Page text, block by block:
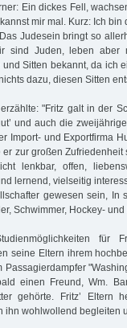
Ein dickes Fell,
mir mal. Kurz: Ich bin
Judesein bringt so
sind Juden, leben
und Sitten bekannt, da ich
dazu, diesen Sitten
"Fritz galt in der
und auch die
Import- und Exportfirma
er zur großen
lenkbar, offen,
lernend, vielseitig
gewesen sein,
Schwimmer, Hockey-
für
seine Eltern ihrem
Passagierdampfer
einen Freund, Wm.
gehörte. Fritz’ Eltern
ihn wohlwollend begleiten